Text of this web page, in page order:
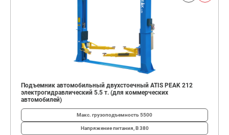
Подъемник автомобильный двухстоечный ATIS PEAK 212
электрогидравлический 5.5 т. (для коммерческих
автомобилей)
Макс. грузоподъемность5500
Напряжение питания, В380